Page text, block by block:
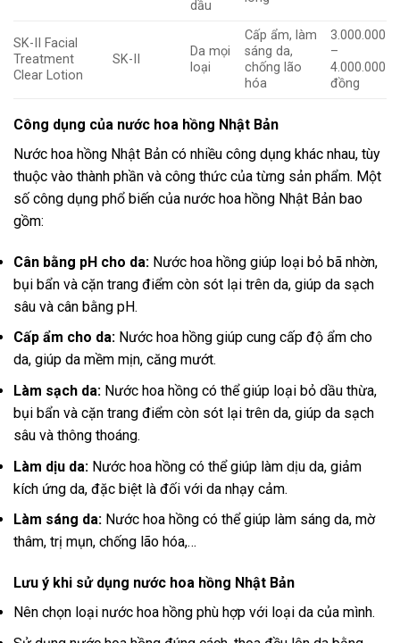
dầu
SK-II Facial
Treatment
Clear Lotion
SK-II
Da mọi
loại
Cấp ẩm, làm
sáng da,
chống lão
hóa
3.000.000
–
4.000.000
đồng
Công dụng của nước hoa hồng Nhật Bản
Nước hoa hồng Nhật Bản có nhiều công dụng khác nhau, tùy
thuộc vào thành phần và công thức của từng sản phẩm. Một
số công dụng phổ biến của nước hoa hồng Nhật Bản bao
gồm:
Cân bằng pH cho da: Nước hoa hồng giúp loại bỏ bã nhờn,
bụi bẩn và cặn trang điểm còn sót lại trên da, giúp da sạch
sâu và cân bằng pH.
Cấp ẩm cho da: Nước hoa hồng giúp cung cấp độ ẩm cho
da, giúp da mềm mịn, căng mướt.
Làm sạch da: Nước hoa hồng có thể giúp loại bỏ dầu thừa,
bụi bẩn và cặn trang điểm còn sót lại trên da, giúp da sạch
sâu và thông thoáng.
Làm dịu da: Nước hoa hồng có thể giúp làm dịu da, giảm
kích ứng da, đặc biệt là đối với da nhạy cảm.
Làm sáng da: Nước hoa hồng có thể giúp làm sáng da, mờ
thâm, trị mụn, chống lão hóa,…
Lưu ý khi sử dụng nước hoa hồng Nhật Bản
Nên chọn loại nước hoa hồng phù hợp với loại da của mình.